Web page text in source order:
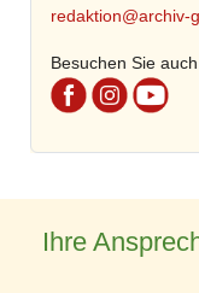
redaktion@archiv-
Besuchen Sie
Ihre